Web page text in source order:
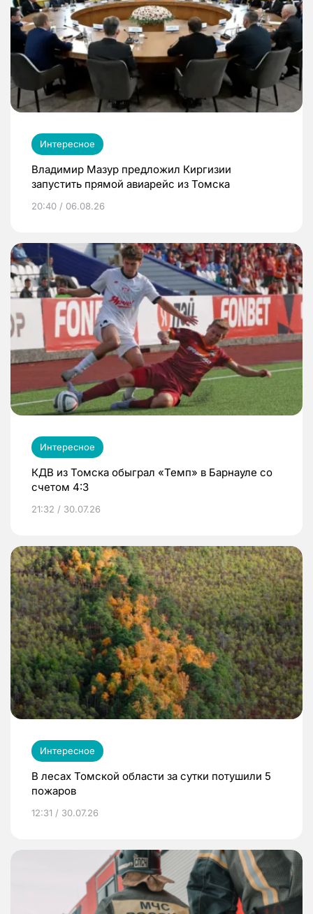
Интересное
Владимир Мазур предложил Киргизии
запустить прямой авиарейс из Томска
20:40 / 06.08.26
Интересное
КДВ из Томска обыграл «Темп» в Барнауле со
счетом 4:3
21:32 / 30.07.26
Интересное
В лесах Томской области за сутки потушили 5
пожаров
12:31 / 30.07.26